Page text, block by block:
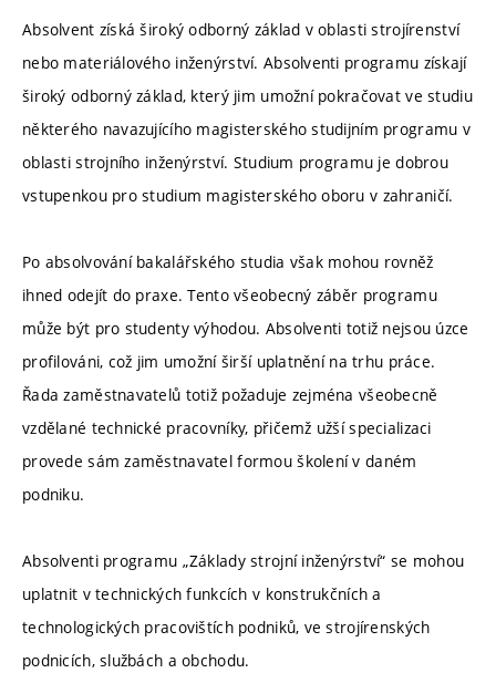
Absolvent získá široký odborný základ v oblasti strojírenství
nebo materiálového inženýrství. Absolventi programu získají
široký odborný základ, který jim umožní pokračovat ve studiu
některého navazujícího magisterského studijním programu v
oblasti strojního inženýrství. Studium programu je dobrou
vstupenkou pro studium magisterského oboru v zahraničí.
Po absolvování bakalářského studia však mohou rovněž
ihned odejít do praxe. Tento všeobecný záběr programu
může být pro studenty výhodou. Absolventi totiž nejsou úzce
profilováni, což jim umožní širší uplatnění na trhu práce.
Řada zaměstnavatelů totiž požaduje zejména všeobecně
vzdělané technické pracovníky, přičemž užší specializaci
provede sám zaměstnavatel formou školení v daném
podniku.
Absolventi programu „Základy strojní inženýrství“ se mohou
uplatnit v technických funkcích v konstrukčních a
technologických pracovištích podniků, ve strojírenských
podnicích, službách a obchodu.